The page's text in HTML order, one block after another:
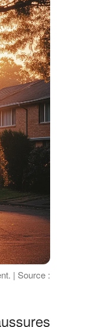
| Source :